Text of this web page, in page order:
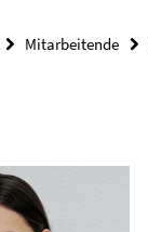
Mitarbeitende